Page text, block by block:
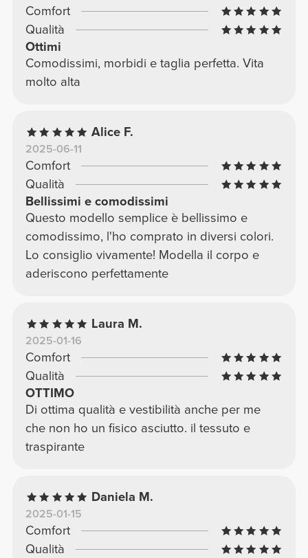
definitiva: i leggings neri da avere come
leggings ''''base''''
Comfort
Qualità
Ottimi
Comodissimi, morbidi e taglia perfetta. Vita
molto alta
Alice F.
2025-06-11
Comfort
Qualità
Bellissimi e comodissimi
Questo modello semplice è bellissimo e
comodissimo, l'ho comprato in diversi colori.
Lo consiglio vivamente! Modella il corpo e
aderiscono perfettamente
Laura M.
2025-01-16
Comfort
Qualità
OTTIMO
Di ottima qualità e vestibilità anche per me
che non ho un fisico asciutto. il tessuto e
traspirante
Daniela M.
2025-01-15
Comfort
Qualità